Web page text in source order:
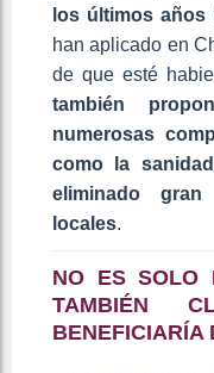
los últimos años
han aplicado en
de que esté
también
numerosas
como la
eliminado
locales.
NO ES SOLO
TAMBIÉN
BENEFICIARÍA